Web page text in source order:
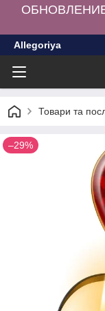
Allegoriya
Товари та
–29%